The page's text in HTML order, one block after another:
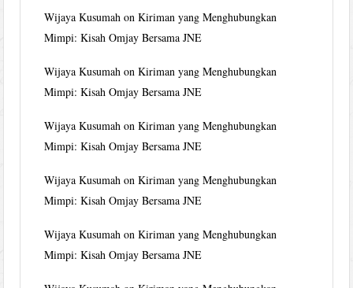
Wijaya Kusumah onKiriman yang Menghubungkan
Mimpi: Kisah Omjay Bersama JNE
Wijaya Kusumah onKiriman yang Menghubungkan
Mimpi: Kisah Omjay Bersama JNE
Wijaya Kusumah onKiriman yang Menghubungkan
Mimpi: Kisah Omjay Bersama JNE
Wijaya Kusumah onKiriman yang Menghubungkan
Mimpi: Kisah Omjay Bersama JNE
Wijaya Kusumah onKiriman yang Menghubungkan
Mimpi: Kisah Omjay Bersama JNE